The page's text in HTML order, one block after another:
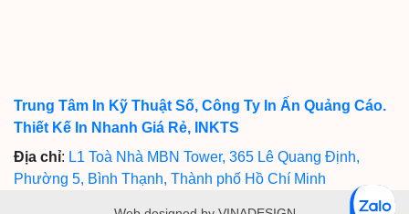
Trung Tâm In Kỹ Thuật Số, Công Ty In Ấn Quảng Cáo.
Thiết Kế In Nhanh Giá Rẻ, INKTS
Địa chỉ: L1 Toà Nhà MBN Tower, 365 Lê Quang Định,
Phường 5, Bình Thạnh, Thành phố Hồ Chí Minh